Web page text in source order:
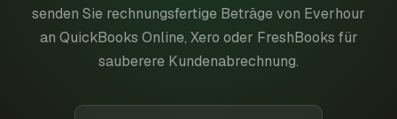
senden Sie rechnungsfertige Beträge von Everhour
an QuickBooks Online, Xero oder FreshBooks für
sauberere Kundenabrechnung.